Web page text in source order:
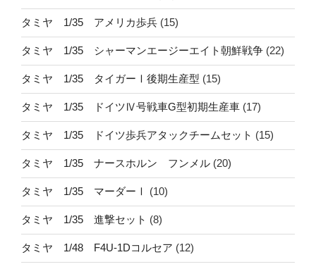
タミヤ 1/35 アメリカ歩兵 (15)
タミヤ 1/35 シャーマンエージーエイト朝鮮戦争 (22)
タミヤ 1/35 タイガーⅠ後期生産型 (15)
タミヤ 1/35 ドイツⅣ号戦車G型初期生産車 (17)
タミヤ 1/35 ドイツ歩兵アタックチームセット (15)
タミヤ 1/35 ナースホルン フンメル (20)
タミヤ 1/35 マーダーⅠ (10)
タミヤ 1/35 進撃セット (8)
タミヤ 1/48 F4U-1Dコルセア (12)